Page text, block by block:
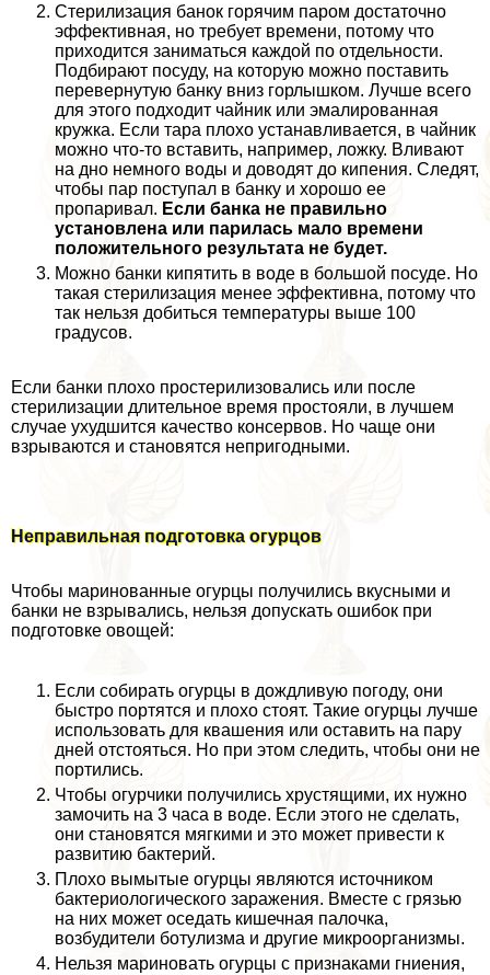
Стерилизация банок горячим паром достаточно
эффективная, но требует времени, потому что
приходится заниматься каждой по отдельности.
Подбирают посуду, на которую можно поставить
перевернутую банку вниз горлышком. Лучше всего
для этого подходит чайник или эмалированная
кружка. Если тара плохо устанавливается, в чайник
можно что-то вставить, например, ложку. Вливают
на дно немного воды и доводят до кипения. Следят,
чтобы пар поступал в банку и хорошо ее
пропаривал. Если банка не правильно
установлена или парилась мало времени
положительного результата не будет.
Можно банки кипятить в воде в большой посуде. Но
такая стерилизация менее эффективна, потому что
так нельзя добиться температуры выше 100
градусов.
Если банки плохо простерилизовались или после
стерилизации длительное время простояли, в лучшем
случае ухудшится качество консервов. Но чаще они
взрываются и становятся непригодными.
Неправильная подготовка огурцов
Чтобы маринованные огурцы получились вкусными и
банки не взрывались, нельзя допускать ошибок при
подготовке овощей:
Если собирать огурцы в дождливую погоду, они
быстро портятся и плохо стоят. Такие огурцы лучше
использовать для квашения или оставить на пару
дней отстояться. Но при этом следить, чтобы они не
портились.
Чтобы огурчики получились хрустящими, их нужно
замочить на 3 часа в воде. Если этого не сделать,
они становятся мягкими и это может привести к
развитию бактерий.
Плохо вымытые огурцы являются источником
бактериологического заражения. Вместе с грязью
на них может оседать кишечная палочка,
возбудители ботулизма и другие микроорганизмы.
Нельзя мариновать огурцы с признаками гниения,